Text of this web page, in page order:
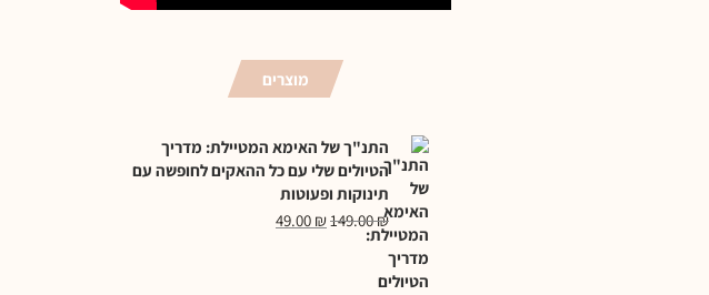
מוצרים
התנ"ך של האימא המטיילת: מדריך
הטיולים שלי עם כל ההאקים לחופשה עם
תינוקות ופעוטות
149.00₪
49.00 ₪